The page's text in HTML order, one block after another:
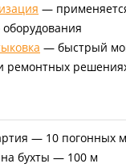
—
оборудования
— быстрый
ремонтных
— 10 погонных
бухты — 100 м